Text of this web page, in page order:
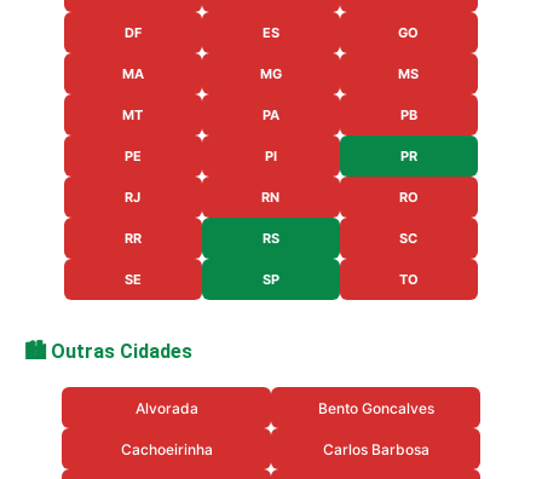
DF ES GO
MA MG MS
MT PA PB
PE PI PR
RJ RN RO
RR RS SC
SE SP TO
🏙️ Outras Cidades
Alvorada Bento Goncalves
Cachoeirinha Carlos Barbosa